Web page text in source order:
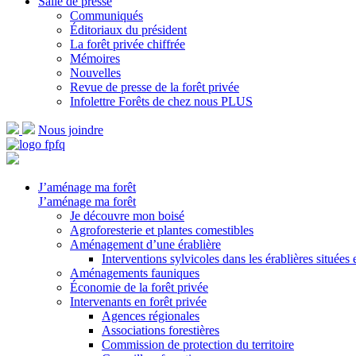
Communiqués
Éditoriaux du président
La forêt privée chiffrée
Mémoires
Nouvelles
Revue de presse de la forêt privée
Infolettre Forêts de chez nous PLUS
Nous joindre
J’aménage ma forêt
J’aménage ma forêt
Je découvre mon boisé
Agroforesterie et plantes comestibles
Aménagement d’une érablière
Interventions sylvicoles dans les érablières situées
Aménagements fauniques
Économie de la forêt privée
Intervenants en forêt privée
Agences régionales
Associations forestières
Commission de protection du territoire